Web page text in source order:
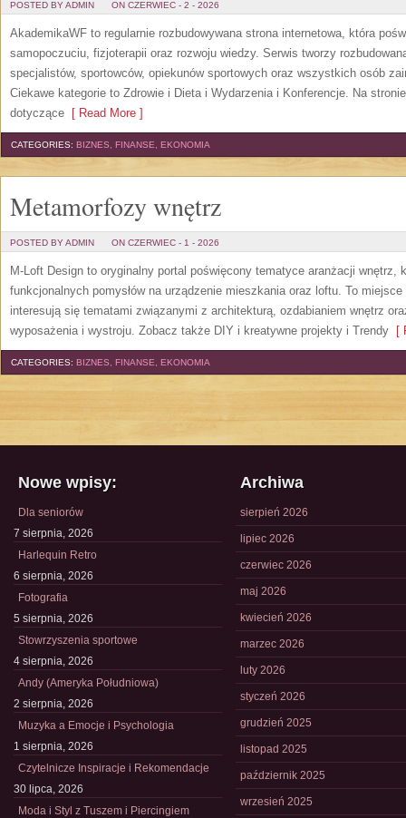
POSTED BY ADMIN ON CZERWIEC - 2 - 2026
AkademikaWF to regularnie rozbudowywana strona internetowa, która
samopoczuciu, fizjoterapii oraz rozwoju wiedzy. Serwis tworzy
specjalistów, sportowców, opiekunów sportowych oraz wszystkich osób
Ciekawe kategorie to Zdrowie i Dieta i Wydarzenia i Konferencje. Na
dotyczące [ Read More ]
CATEGORIES: BIZNES, FINANSE, EKONOMIA
Metamorfozy wnętrz
POSTED BY ADMIN ON CZERWIEC - 1 - 2026
M-Loft Design to oryginalny portal poświęcony tematyce aranżacji wnętrz,
funkcjonalnych pomysłów na urządzenie mieszkania oraz loftu. To
interesują się tematami związanymi z architekturą, ozdabianiem wnętrz
wyposażenia i wystroju. Zobacz także DIY i kreatywne projekty i Trendy [
CATEGORIES: BIZNES, FINANSE, EKONOMIA
Nowe wpisy:
Dla seniorów
7 sierpnia, 2026
Harlequin Retro
6 sierpnia, 2026
Fotografia
5 sierpnia, 2026
Stowrzyszenia sportowe
4 sierpnia, 2026
Andy (Ameryka Południowa)
2 sierpnia, 2026
Muzyka a Emocje i Psychologia
1 sierpnia, 2026
Czytelnicze Inspiracje i Rekomendacje
30 lipca, 2026
Moda i Styl z Tuszem i Piercingiem
Archiwa
sierpień 2026
lipiec 2026
czerwiec 2026
maj 2026
kwiecień 2026
marzec 2026
luty 2026
styczeń 2026
grudzień 2025
listopad 2025
październik 2025
wrzesień 2025